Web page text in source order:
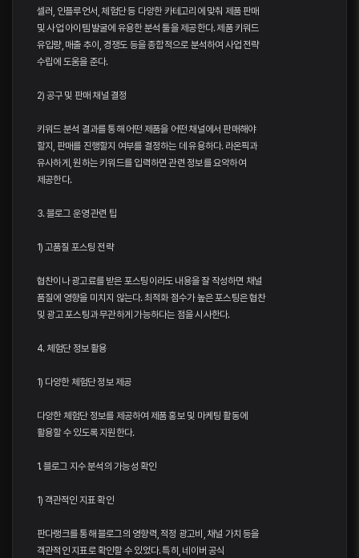
셀러, 인플루언서, 체험단 등 다양한 카테고리에 맞춰 제품 판매
및 사업 아이템 발굴에 유용한 분석 툴을 제공한다. 제품 키워드
유입량, 매출 추이, 경쟁도 등을 종합적으로 분석하여 사업 전략
수립에 도움을 준다.
2) 공구 및 판매 채널 결정
키워드 분석 결과를 통해 어떤 제품을 어떤 채널에서 판매해야
할지, 판매를 진행할지 여부를 결정하는 데 유용하다. 라온픽과
유사하게, 원하는 키워드를 입력하면 관련 정보를 요약하여
제공한다.
3. 블로그 운영 관련 팁
1) 고품질 포스팅 전략
협찬이나 광고료를 받은 포스팅이라도 내용을 잘 작성하면 채널
품질에 영향을 미치지 않는다. 최적화 점수가 높은 포스팅은 협찬
및 광고 포스팅과 무관하게 가능하다는 점을 시사한다.
4. 체험단 정보 활용
1) 다양한 체험단 정보 제공
다양한 체험단 정보를 제공하여 제품 홍보 및 마케팅 활동에
활용할 수 있도록 지원한다.
1. 블로그 지수 분석의 가능성 확인
1) 객관적인 지표 확인
판다랭크를 통해 블로그의 영향력, 적정 광고비, 채널 가치 등을
객관적인 지표로 확인할 수 있었다. 특히, 네이버 공식